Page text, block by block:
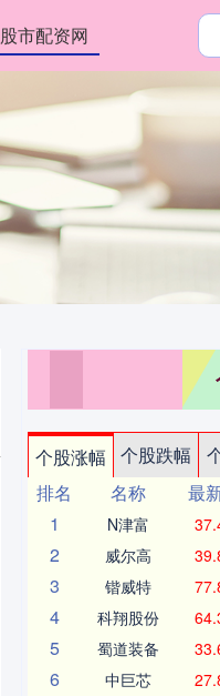
股市配资网
个股涨幅 个股跌幅
排名
名称 最
1
N津富
2 威尔高
3 锴威特
4 科翔股份
5 蜀道装备
6 中巨芯